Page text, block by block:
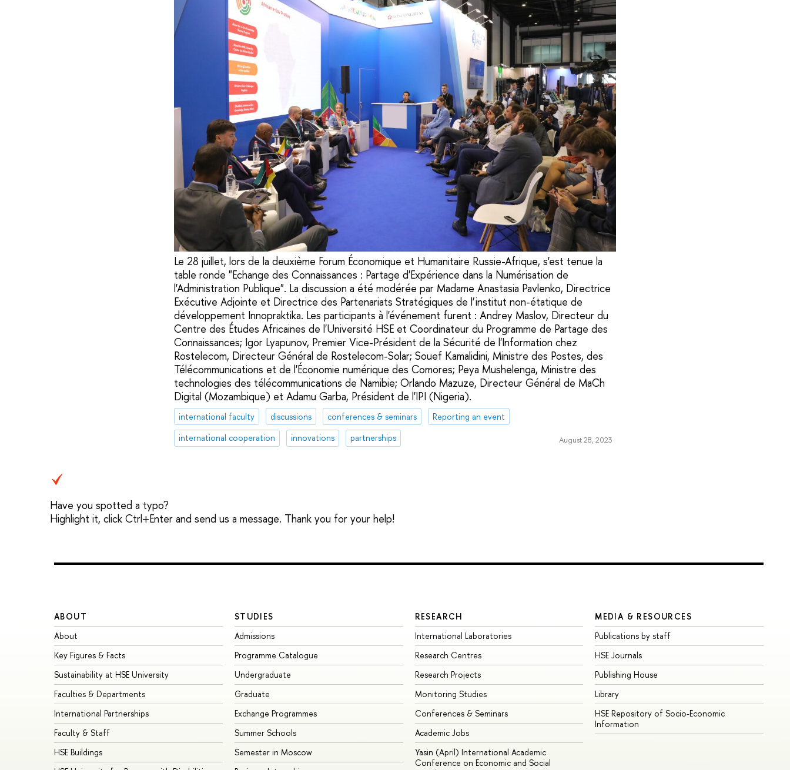
Le 28 juillet, lors de la deuxième Forum Économique et Humanitaire Russie-Afrique, s'est tenue la
table ronde "Echange des Connaissances : Partage d'Expérience dans la Numérisation de
l'Administration Publique". La discussion a été modérée par Madame Anastasia Pavlenko, Directrice
Exécutive Adjointe et Directrice des Partenariats Stratégiques de l’institut non-étatique de
développement Innopraktika. Les participants à l'événement furent : Andrey Maslov, Directeur du
Centre des Études Africaines de l'Université HSE et Coordinateur du Programme de Partage des
Connaissances; Igor Lyapunov, Premier Vice-Président de la Sécurité de l'Information chez
Rostelecom, Directeur Général de Rostelecom-Solar; Souef Kamalidini, Ministre des Postes, des
Télécommunications et de l'Économie numérique des Comores; Peya Mushelenga, Ministre des
technologies des télécommunications de Namibie; Orlando Mazuze, Directeur Général de MaCh
Digital (Mozambique) et Adamu Garba, Président de l'IPI (Nigeria).
international faculty discussions conferences & seminars
Reporting an event
international cooperation
innovations partnerships August 28, 2023
Have you spotted a typo?
Highlight it, click Ctrl+Enter and send us a message. Thank you for your help!
ABOUT
About
Key Figures & Facts
Sustainability at HSE University
Faculties & Departments
International Partnerships
Faculty & Staff
HSE Buildings
STUDIES
Admissions
Programme Catalogue
Undergraduate
Graduate
Exchange Programmes
Summer Schools
Semester in Moscow
RESEARCH
International Laboratories
Research Centres
Research Projects
Monitoring Studies
Conferences & Seminars
Academic Jobs
Yasin (April) International Academic
Conference on Economic and Social
MEDIA & RESOURCES
Publications by staff
HSE Journals
Publishing House
Library
HSE Repository of Socio-Economic
Information